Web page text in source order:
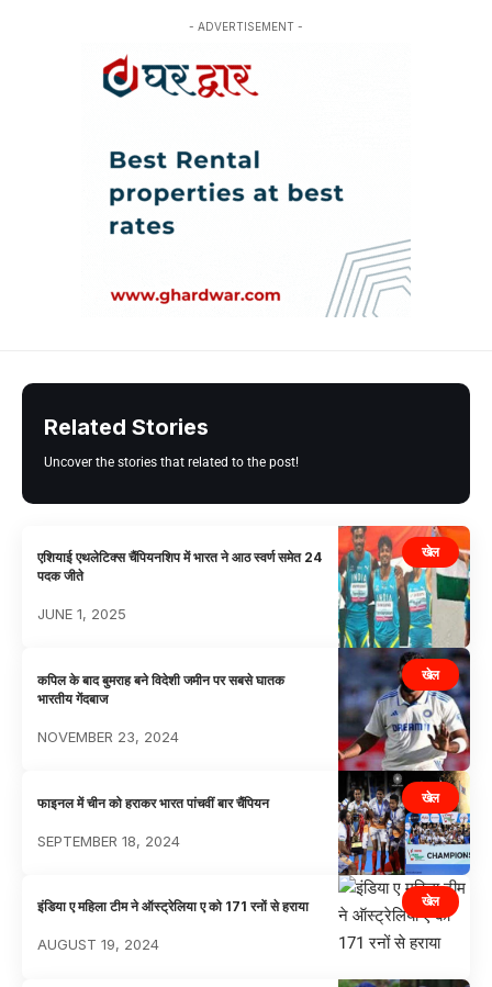
- ADVERTISEMENT -
Related Stories
Uncover the stories that related to the post!
खेल
एशियाई एथलेटिक्स चैंपियनशिप में भारत ने आठ स्वर्ण समेत 24
पदक जीते
JUNE 1, 2025
खेल
कपिल के बाद बुमराह बने विदेशी जमीन पर सबसे घातक
भारतीय गेंदबाज
NOVEMBER 23, 2024
खेल
फाइनल में चीन को हराकर भारत पांचवीं बार चैंपियन
SEPTEMBER 18, 2024
खेल
इंडिया ए महिला टीम ने ऑस्ट्रेलिया ए को 171 रनों से हराया
AUGUST 19, 2024